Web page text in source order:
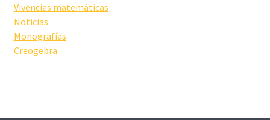
Vivencias matemáticas
Noticias
Monografías
Creogebra